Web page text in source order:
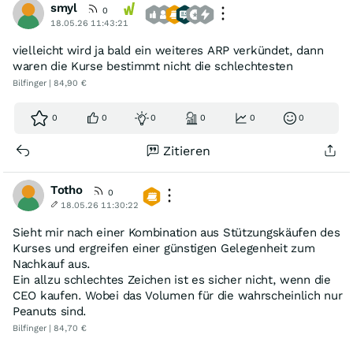
smyl
0
18.05.26 11:43:21
vielleicht wird ja bald ein weiteres ARP verkündet, dann
waren die Kurse bestimmt nicht die schlechtesten
Bilfinger | 84,90 €
0 0 0 0 0 0
Zitieren
Totho
0
18.05.26 11:30:22
Sieht mir nach einer Kombination aus Stützungskäufen des
Kurses und ergreifen einer günstigen Gelegenheit zum
Nachkauf aus.
Ein allzu schlechtes Zeichen ist es sicher nicht, wenn die
CEO kaufen. Wobei das Volumen für die wahrscheinlich nur
Peanuts sind.
Bilfinger | 84,70 €